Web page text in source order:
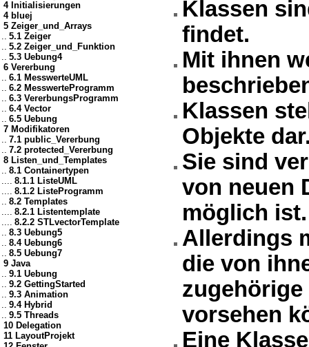
4 Initialisierungen
4 bluej
5 Zeiger_und_Arrays
.. 5.1 Zeiger
.. 5.2 Zeiger_und_Funktion
.. 5.3 Uebung4
6 Vererbung
.. 6.1 MesswerteUML
.. 6.2 MesswerteProgramm
.. 6.3 VererbungsProgramm
.. 6.4 Vector
.. 6.5 Uebung
7 Modifikatoren
.. 7.1 public_Vererbung
.. 7.2 protected_Vererbung
8 Listen_und_Templates
.. 8.1 Containertypen
.... 8.1.1 ListeUML
.... 8.1.2 ListeProgramm
.. 8.2 Templates
.... 8.2.1 Listentemplate
.... 8.2.2 STLvectorTemplate
.. 8.3 Uebung5
.. 8.4 Uebung6
.. 8.5 Uebung7
9 Java
.. 9.1 Uebung
.. 9.2 GettingStarted
.. 9.3 Animation
.. 9.4 Hybrid
.. 9.5 Threads
10 Delegation
11 LayoutProjekt
Klassen
findet.
Mit ihnen
Klassen
Objekte
Sie sind
von neuen
möglich ist.
Allerdings
die von
vorsehen
Eine